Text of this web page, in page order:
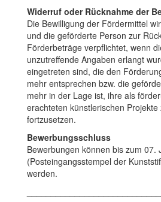
Widerruf oder Rücknahme der
Die Bewilligung der Fördermittel
und die geförderte Person zur
Förderbeträge verpflichtet, wenn
unzutreffende Angaben erlangt
eingetreten sind, die den
mehr entsprechen bzw. die
mehr in der Lage ist, ihre als
erachteten künstlerischen
fortzusetzen.
Bewerbungsschluss
Bewerbungen können bis zum 07.
(Posteingangsstempel der
werden.